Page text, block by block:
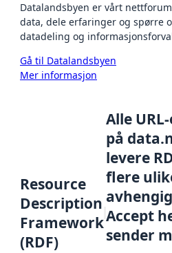
Datalandsbyen er vårt
data, dele erfaringer og spørre
datadeling og
Gå til Datalandsbyen
Mer informasjon
Resource
Description
Framework
(RDF)
Alle
på
levere
flere
Accept
sender